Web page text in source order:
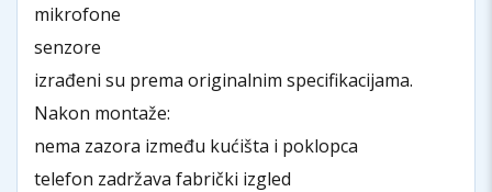
mikrofone
senzore
izrađeni su prema originalnim specifikacijama.
Nakon montaže:
nema zazora između kućišta i poklopca
telefon zadržava fabrički izgled